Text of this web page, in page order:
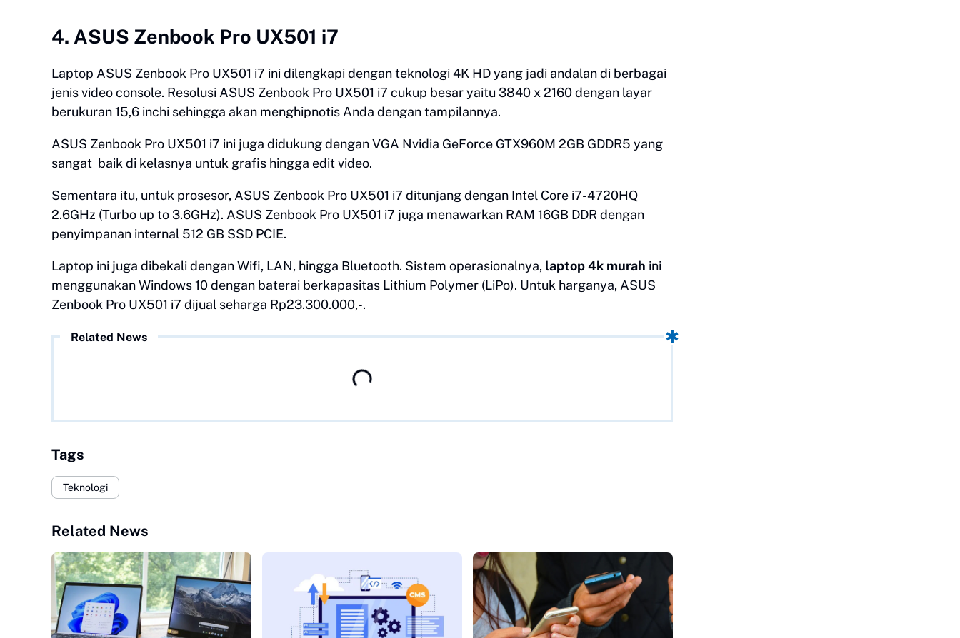
4. ASUS Zenbook Pro UX501 i7
Laptop ASUS Zenbook Pro UX501 i7 ini dilengkapi dengan teknologi 4K HD yang jadi andalan di berbagai
jenis video console. Resolusi ASUS Zenbook Pro UX501 i7 cukup besar yaitu 3840 x 2160 dengan layar
berukuran 15,6 inchi sehingga akan menghipnotis Anda dengan tampilannya.
ASUS Zenbook Pro UX501 i7 ini juga didukung dengan VGA Nvidia GeForce GTX960M 2GB GDDR5 yang
sangat baik di kelasnya untuk grafis hingga edit video.
Sementara itu, untuk prosesor, ASUS Zenbook Pro UX501 i7 ditunjang dengan Intel Core i7-4720HQ
2.6GHz (Turbo up to 3.6GHz). ASUS Zenbook Pro UX501 i7 juga menawarkan RAM 16GB DDR dengan
penyimpanan internal 512 GB SSD PCIE.
Laptop ini juga dibekali dengan Wifi, LAN, hingga Bluetooth. Sistem operasionalnya, laptop 4k murah ini
menggunakan Windows 10 dengan baterai berkapasitas Lithium Polymer (LiPo). Untuk harganya, ASUS
Zenbook Pro UX501 i7 dijual seharga Rp23.300.000,-.
Related News
Tags
Teknologi
Related News